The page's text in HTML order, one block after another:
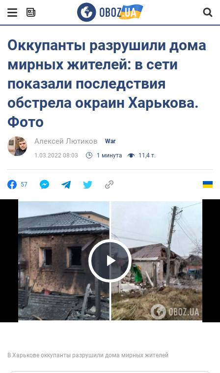
Оккупанты разрушили дома
мирных жителей: в сети
показали последствия
обстрела окраин Харькова.
Фото
Алексей Лютиков War
1.03.2022 08:03 1 минута 11,4 т.
57
Play Video